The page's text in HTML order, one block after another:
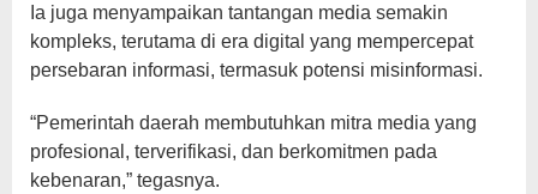
Ia juga menyampaikan tantangan media semakin
kompleks, terutama di era digital yang mempercepat
persebaran informasi, termasuk potensi misinformasi.
“Pemerintah daerah membutuhkan mitra media yang
profesional, terverifikasi, dan berkomitmen pada
kebenaran,” tegasnya.